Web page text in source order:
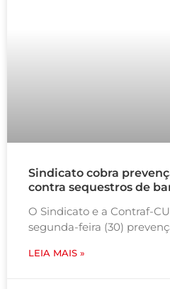
Sindicato cobra
contra sequestros de
O Sindicato e a Contraf-
segunda-feira (30)
LEIA MAIS »